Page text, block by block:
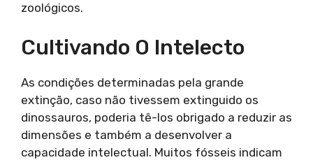
zoológicos.
Cultivando O Intelecto
As condições determinadas pela grande
extinção, caso não tivessem extinguido os
dinossauros, poderia tê-los obrigado a reduzir as
dimensões e também a desenvolver a
capacidade intelectual. Muitos fósseis indicam